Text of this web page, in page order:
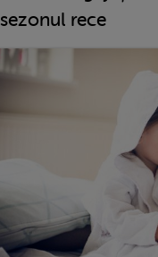
sezonul rece